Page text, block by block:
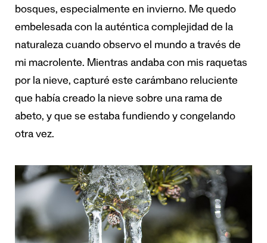
bosques, especialmente en invierno. Me quedo
embelesada con la auténtica complejidad de la
naturaleza cuando observo el mundo a través de
mi macrolente. Mientras andaba con mis raquetas
por la nieve, capturé este carámbano reluciente
que había creado la nieve sobre una rama de
abeto, y que se estaba fundiendo y congelando
otra vez.